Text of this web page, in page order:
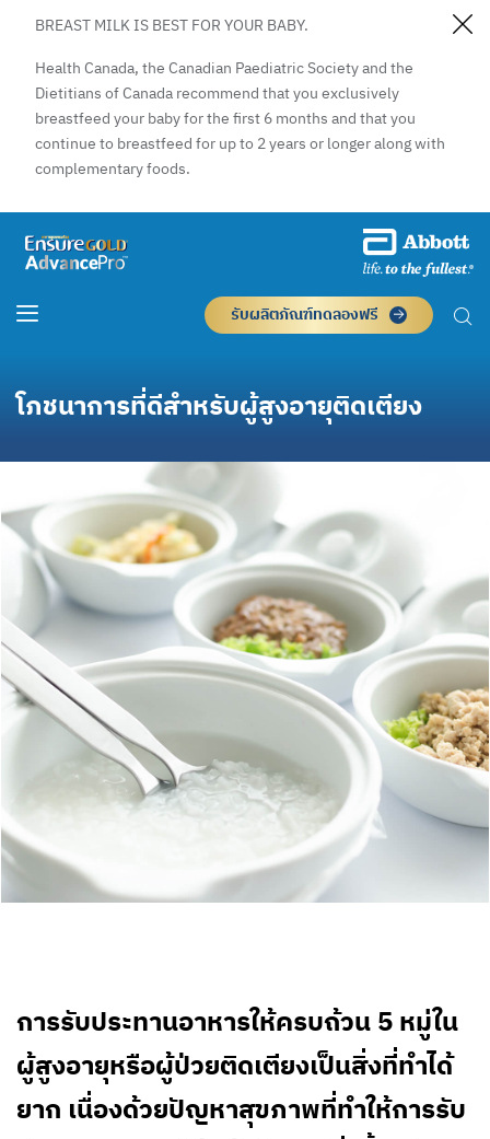
BREAST MILK IS BEST FOR YOUR BABY.
Health Canada, the Canadian Paediatric Society and the
Dietitians of Canada recommend that you exclusively
breastfeed your baby for the first 6 months and that you
continue to breastfeed for up to 2 years or longer along with
complementary foods.
รับผลิตภัณฑ์ทดลองฟรี
โภชนาการที่ดีสำหรับผู้สูงอายุติดเตียง
การรับประทานอาหารให้ครบถ้วน 5 หมู่ใน
ผู้สูงอายุหรือผู้ป่วยติดเตียงเป็นสิ่งที่ทำได้
ยาก เนื่องด้วยปัญหาสุขภาพที่ทำให้การรับ